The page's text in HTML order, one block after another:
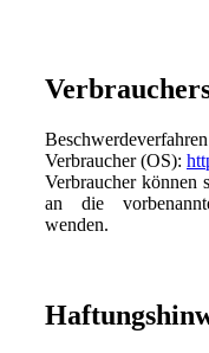
Verbraucher (OS):
Verbraucher können
an die
wenden.